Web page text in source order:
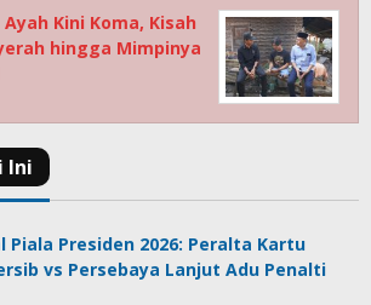
Kini Koma, Kisah
hingga Mimpinya
Piala Presiden 2026: Peralta Kartu
vs Persebaya Lanjut Adu Penalti